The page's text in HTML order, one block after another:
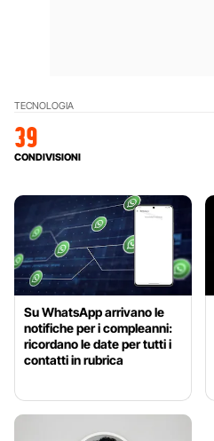
TECNOLOGIA
39
CONDIVISIONI
Su WhatsApp arrivano le
notifiche per i compleanni:
ricordano le date per tutti i
contatti in rubrica